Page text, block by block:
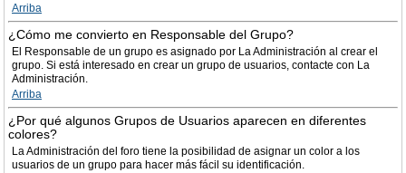
Arriba
¿Cómo me convierto en Responsable del Grupo?
El Responsable de un grupo es asignado por La Administración al crear el
grupo. Si está interesado en crear un grupo de usuarios, contacte con La
Administración.
Arriba
¿Por qué algunos Grupos de Usuarios aparecen en diferentes
colores?
La Administración del foro tiene la posibilidad de asignar un color a los
usuarios de un grupo para hacer más fácil su identificación.